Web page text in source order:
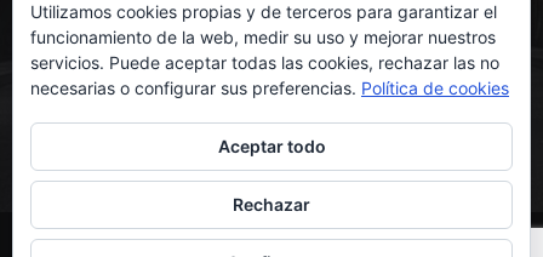
SÍGUENOS
© UNIMEDIOS - Agencia de Marketing en Vélez-Málaga 2026
Utilizamos cookies propias y de terceros para garantizar el
funcionamiento de la web, medir su uso y mejorar nuestros
servicios. Puede aceptar todas las cookies, rechazar las no
necesarias o configurar sus preferencias. Política de cookies
Aceptar todo
Rechazar